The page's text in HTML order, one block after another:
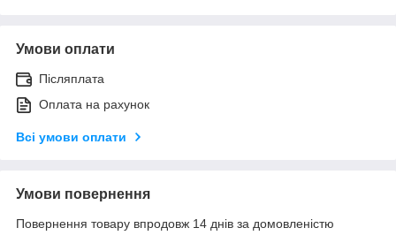
Умови оплати
Післяплата
Оплата на рахунок
Всі умови оплати
Умови повернення
Повернення товару впродовж 14 днів за домовленістю